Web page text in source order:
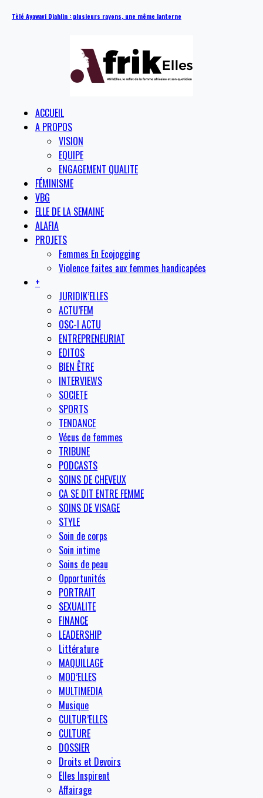
Tèlé Ayawavi Djahlin : plusieurs rayons, une même lanterne
ACCUEIL
A PROPOS
VISION
EQUIPE
ENGAGEMENT QUALITE
FÉMINISME
VBG
ELLE DE LA SEMAINE
ALAFIA
PROJETS
Femmes En Ecojogging
Violence faites aux femmes handicapées
+
JURIDIK’ELLES
ACTU’FEM
OSC-I ACTU
ENTREPRENEURIAT
EDITOS
BIEN ÊTRE
INTERVIEWS
SOCIETE
SPORTS
TENDANCE
Vécus de femmes
TRIBUNE
PODCASTS
SOINS DE CHEVEUX
CA SE DIT ENTRE FEMME
SOINS DE VISAGE
STYLE
Soin de corps
Soin intime
Soins de peau
Opportunités
PORTRAIT
SEXUALITE
FINANCE
LEADERSHIP
Littérature
MAQUILLAGE
MOD’ELLES
MULTIMEDIA
Musique
CULTUR’ELLES
CULTURE
DOSSIER
Droits et Devoirs
Elles Inspirent
Affairage